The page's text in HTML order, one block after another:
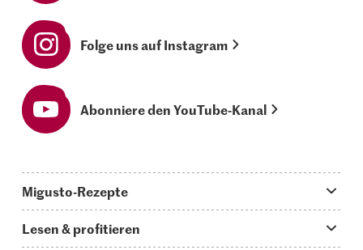
Folge uns auf Instagram
Abonniere den YouTube-Kanal
Migusto-Rezepte
Lesen & profitieren